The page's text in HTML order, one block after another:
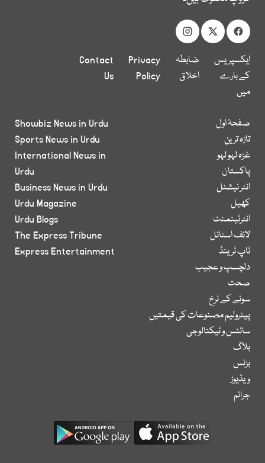
ایکسپریس
کے بارے
میں
ضابطہ
اخلاق
Privacy
Policy
Contact
Us
صفحۂ اول
تازہ ترین
غزہ لہو لہو
پاکستان
انٹر نیشنل
کھیل
انٹرٹینمنٹ
لائف اسٹائل
ٹاپ ٹرینڈ
دلچسپ و عجیب
صحت
سونے کے نرخ
پیٹرولیم مصنوعات کی قیمتیں
سائنس و ٹیکنالوجی
بلاگ
بزنس
ویڈیوز
جرائم
Showbiz News in Urdu
Sports News in Urdu
International News in
Urdu
Business News in Urdu
Urdu Magazine
Urdu Blogs
The Express Tribune
Express Entertainment